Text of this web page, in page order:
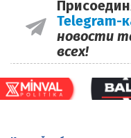
Telegram-
новости
всех!